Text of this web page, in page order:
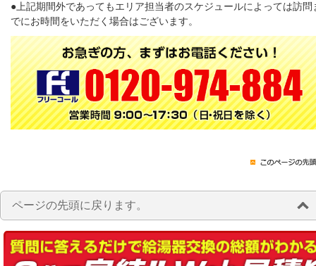
●上記期間外であってもエリア担当者のスケジュールによっては訪問
でにお時間をいただく場合はございます。
ページの先頭に戻ります。